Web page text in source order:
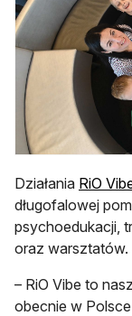
Działania RiO
długofalowej
psychoedukacji,
oraz warsztatów.
– RiO Vibe to
obecnie w